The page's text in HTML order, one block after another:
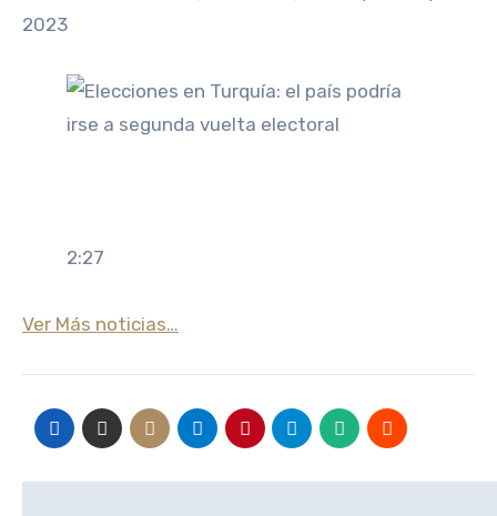
2023
2:27
Ver Más noticias…